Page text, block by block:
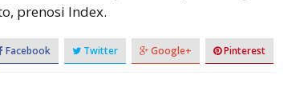
prenosi Index.
Facebook Twitter Google+ Pinterest